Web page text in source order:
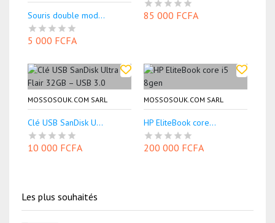
Souris double mod...
5 000 FCFA
85 000 FCFA
MOSSOSOUK.COM SARL
Clé USB SanDisk U...
10 000 FCFA
MOSSOSOUK.COM SARL
HP EliteBook core...
200 000 FCFA
Les plus souhaités